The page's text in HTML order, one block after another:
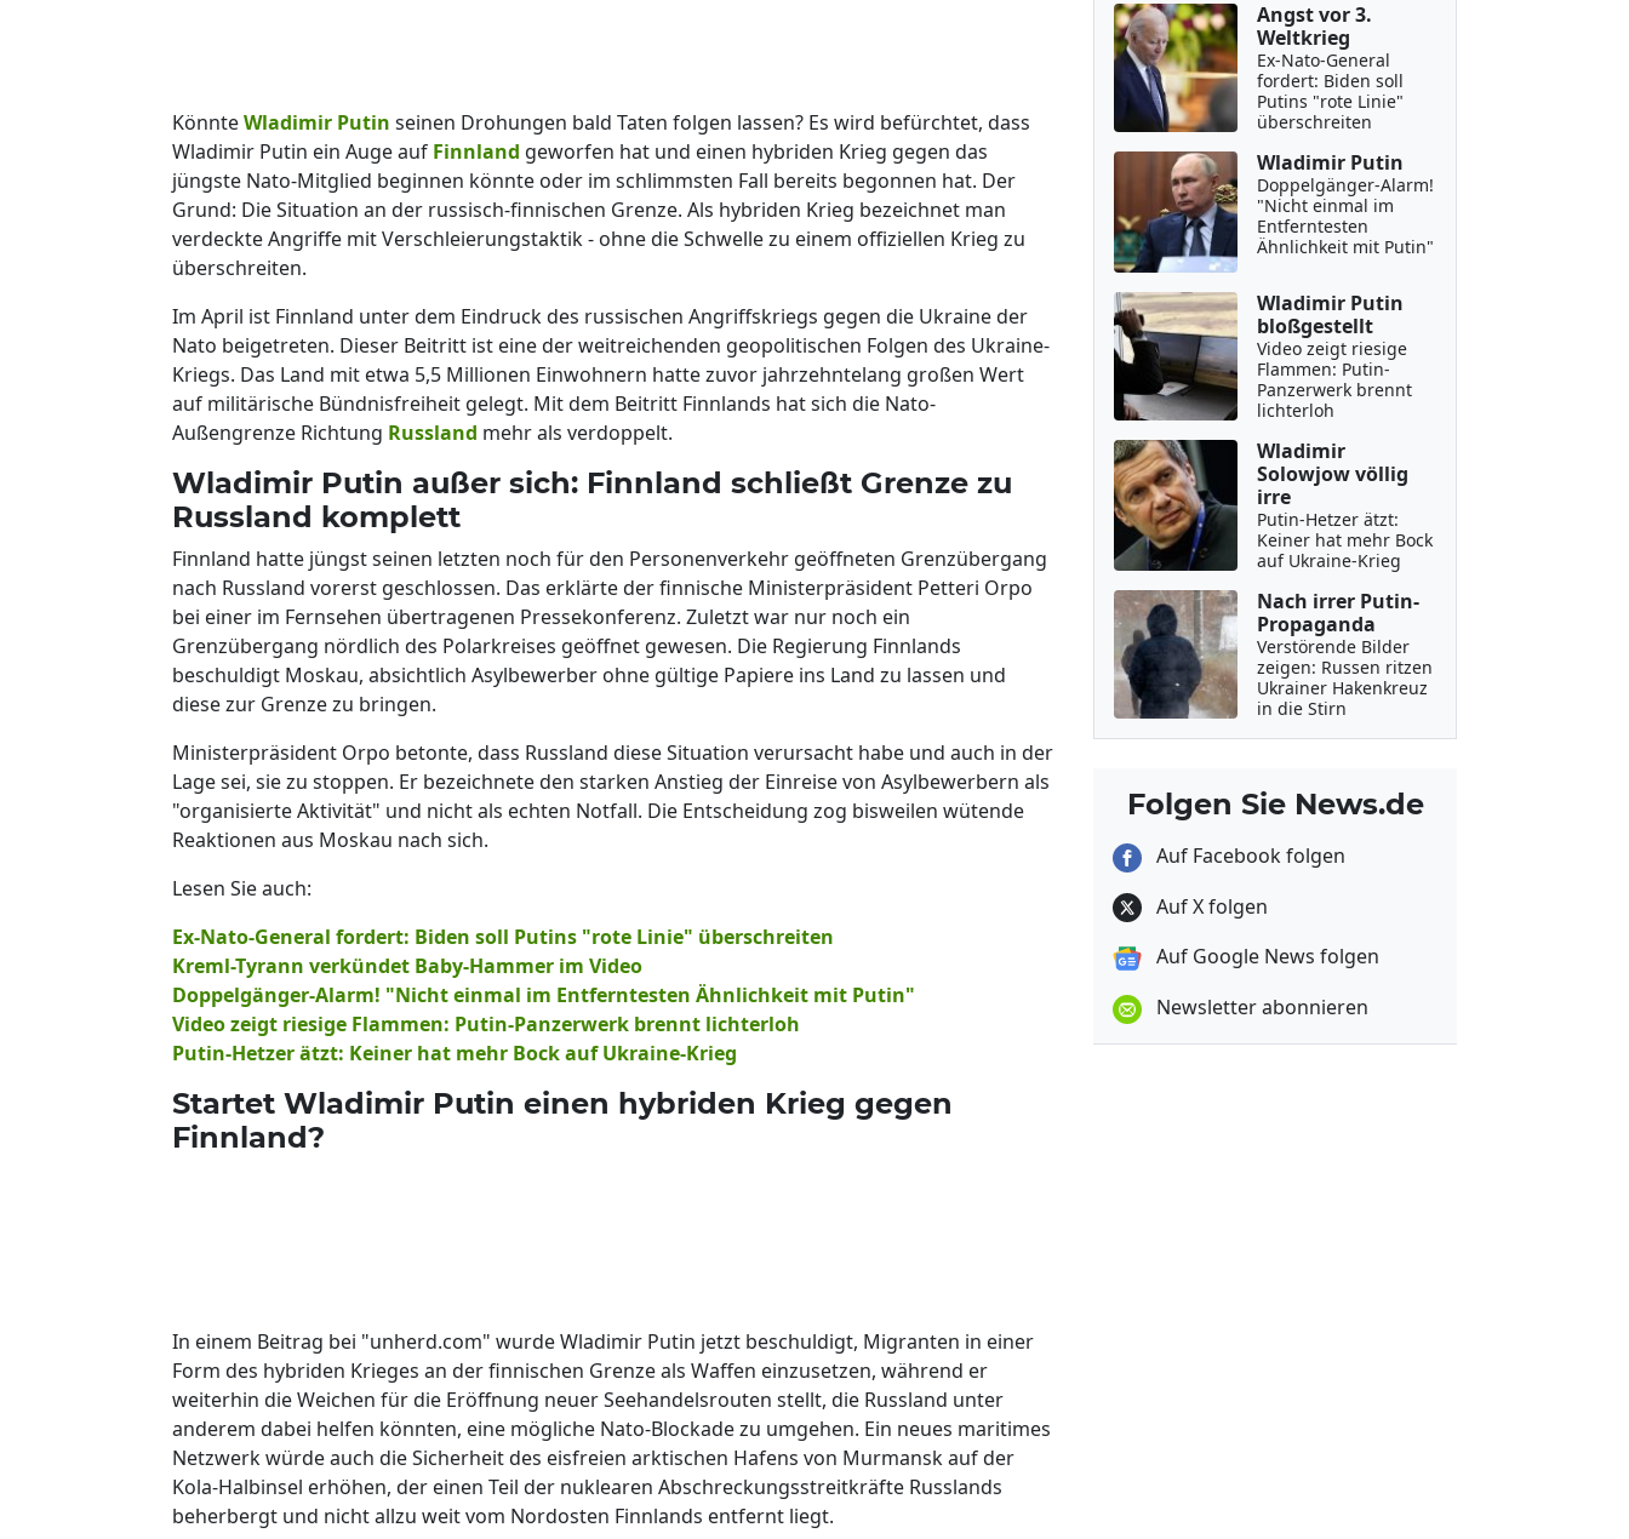
KönnteWladimir Putin seinen Drohungen bald Taten folgen lassen? Es wird befürchtet, dass
Wladimir Putin ein Auge auf Finnland geworfen hat und einen hybriden Krieg gegen das
jüngste Nato-Mitglied beginnen könnte oder im schlimmsten Fall bereits begonnen hat. Der
Grund: Die Situation an der russisch-finnischen Grenze. Als hybriden Krieg bezeichnet man
verdeckte Angriffe mit Verschleierungstaktik - ohne die Schwelle zu einem offiziellen Krieg zu
überschreiten.
Im April ist Finnland unter dem Eindruck des russischen Angriffskriegs gegen die Ukraine der
Nato beigetreten. Dieser Beitritt ist eine der weitreichenden geopolitischen Folgen des Ukraine-
Kriegs. Das Land mit etwa 5,5 Millionen Einwohnern hatte zuvor jahrzehntelang großen Wert
auf militärische Bündnisfreiheit gelegt. Mit dem Beitritt Finnlands hat sich die Nato-
Außengrenze Richtung Russland mehr als verdoppelt.
Wladimir Putin außer sich: Finnland schließt Grenze zu
Russland komplett
Finnland hatte jüngst seinen letzten noch für den Personenverkehr geöffneten Grenzübergang
nach Russland vorerst geschlossen. Das erklärte der finnische Ministerpräsident Petteri Orpo
bei einer im Fernsehen übertragenen Pressekonferenz. Zuletzt war nur noch ein
Grenzübergang nördlich des Polarkreises geöffnet gewesen. Die Regierung Finnlands
beschuldigt Moskau, absichtlich Asylbewerber ohne gültige Papiere ins Land zu lassen und
diese zur Grenze zu bringen.
Ministerpräsident Orpo betonte, dass Russland diese Situation verursacht habe und auch in der
Lage sei, sie zu stoppen. Er bezeichnete den starken Anstieg der Einreise von Asylbewerbern als
"organisierte Aktivität" und nicht als echten Notfall. Die Entscheidung zog bisweilen wütende
Reaktionen aus Moskau nach sich.
Lesen Sie auch:
Ex-Nato-General fordert: Biden soll Putins "rote Linie" überschreiten
Kreml-Tyrann verkündet Baby-Hammer im Video
Doppelgänger-Alarm! "Nicht einmal im Entferntesten Ähnlichkeit mit Putin"
Video zeigt riesige Flammen: Putin-Panzerwerk brennt lichterloh
Putin-Hetzer ätzt: Keiner hat mehr Bock auf Ukraine-Krieg
Startet Wladimir Putin einen hybriden Krieg gegen
Finnland?
In einem Beitrag bei "unherd.com" wurde Wladimir Putin jetzt beschuldigt, Migranten in einer
Form des hybriden Krieges an der finnischen Grenze als Waffen einzusetzen, während er
weiterhin die Weichen für die Eröffnung neuer Seehandelsrouten stellt, die Russland unter
anderem dabei helfen könnten, eine mögliche Nato-Blockade zu umgehen. Ein neues maritimes
Netzwerk würde auch die Sicherheit des eisfreien arktischen Hafens von Murmansk auf der
Kola-Halbinsel erhöhen, der einen Teil der nuklearen Abschreckungsstreitkräfte Russlands
beherbergt und nicht allzu weit vom Nordosten Finnlands entfernt liegt.
Angst vor 3.
Weltkrieg
Ex-Nato-General
fordert: Biden soll
Putins "rote Linie"
überschreiten
Wladimir Putin
Doppelgänger-Alarm!
"Nicht einmal im
Entferntesten
Ähnlichkeit mit Putin"
Wladimir Putin
bloßgestellt
Video zeigt riesige
Flammen: Putin-
Panzerwerk brennt
lichterloh
Wladimir
Solowjow völlig
irre
Putin-Hetzer ätzt:
Keiner hat mehr Bock
auf Ukraine-Krieg
Nach irrer Putin-
Propaganda
Verstörende Bilder
zeigen: Russen ritzen
Ukrainer Hakenkreuz
in die Stirn
Folgen Sie News.de
Auf Facebook folgen
Auf X folgen
Auf Google News folgen
Newsletter abonnieren